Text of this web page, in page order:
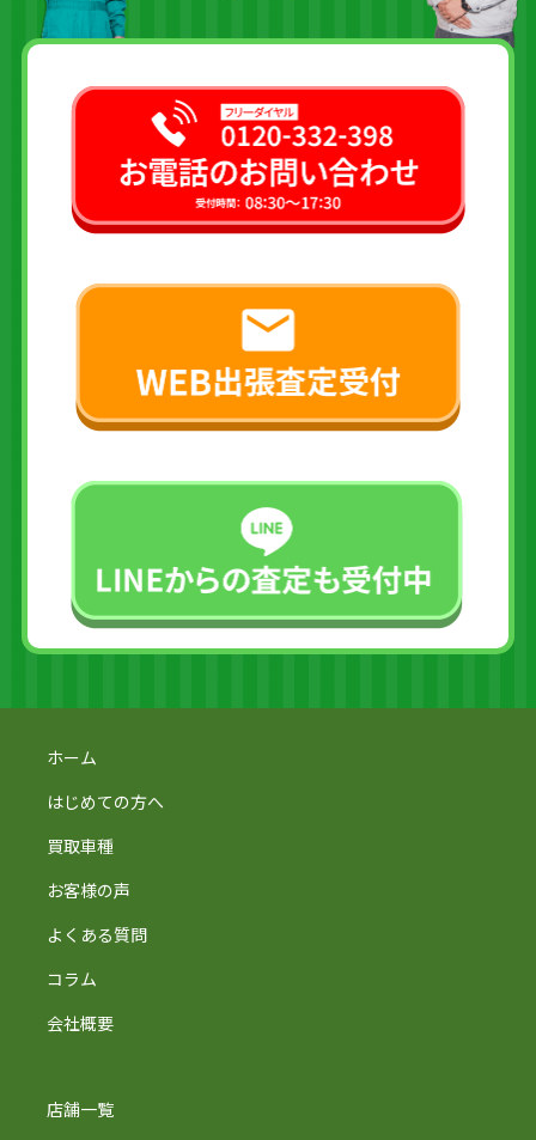
ホーム
はじめての方へ
買取車種
お客様の声
よくある質問
コラム
会社概要
店舗一覧